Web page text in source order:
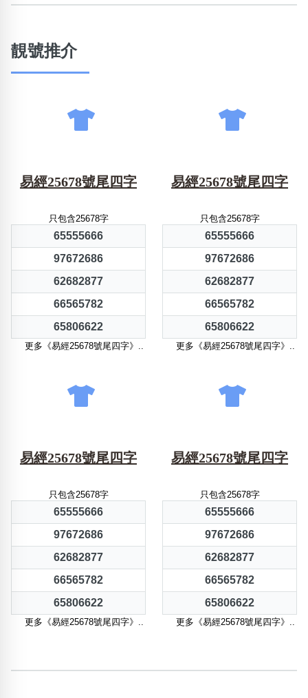
靚號推介
易經25678號尾四字
只包含25678字
65555666
97672686
62682877
66565782
65806622
更多《易經25678號尾四字》..
易經25678號尾四字
只包含25678字
65555666
97672686
62682877
66565782
65806622
更多《易經25678號尾四字》..
易經25678號尾四字
只包含25678字
65555666
97672686
62682877
66565782
65806622
更多《易經25678號尾四字》..
易經25678號尾四字
只包含25678字
65555666
97672686
62682877
66565782
65806622
更多《易經25678號尾四字》..